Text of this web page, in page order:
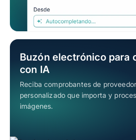
Buzón electrónico para
con IA
Reciba comprobantes de
personalizado que importa y
imágenes.